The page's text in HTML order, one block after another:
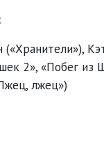
2», «Побег из
лжец»)